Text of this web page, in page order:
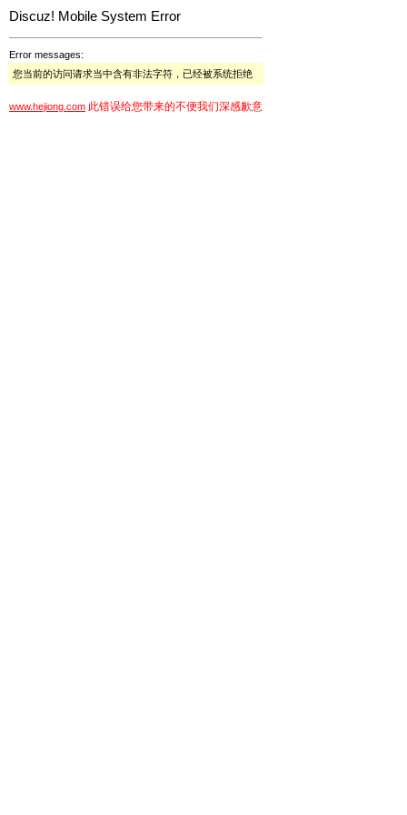
Discuz! Mobile System Error
Error messages:
您当前的访问请求当中含有非法字符，已经被系统拒绝
www.hejiong.com 此错误给您带来的不便我们深感歉意